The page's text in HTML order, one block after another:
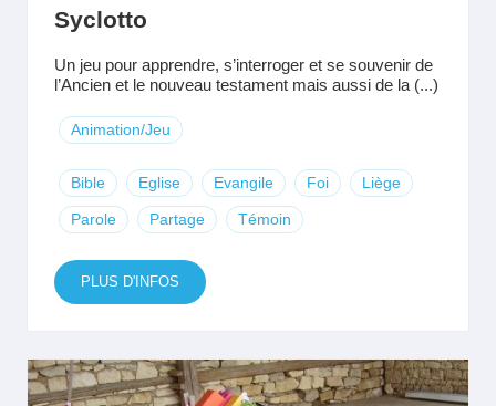
Syclotto
Un jeu pour apprendre, s’interroger et se souvenir de
l’Ancien et le nouveau testament mais aussi de la (...)
Animation/Jeu
Bible Eglise Evangile Foi Liège
Parole Partage Témoin
PLUS D'INFOS